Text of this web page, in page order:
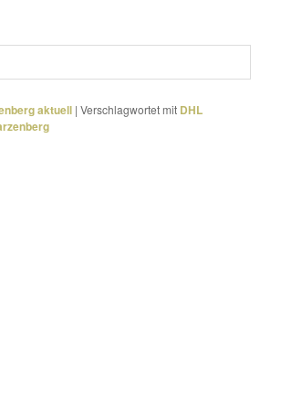
aktuell | Verschlagwortet mit DHL